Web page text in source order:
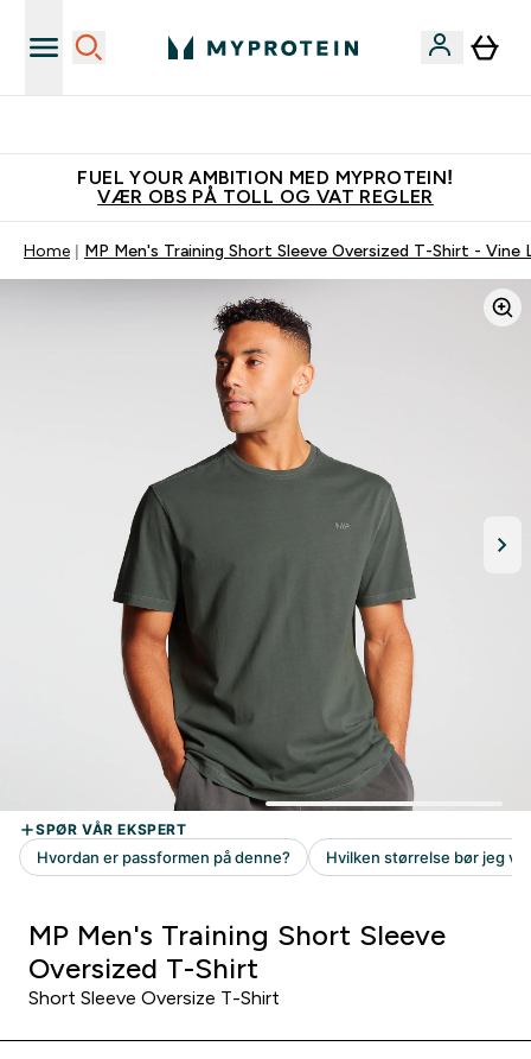
FUEL YOUR AMBITION MED MYPROTEIN!
VÆR OBS PÅ TOLL OG VAT REGLER
Home MP Men's Training Short Sleeve Oversized T-Shirt - Vine
MP Men's Training Short Sleeve
Oversized T-Shirt
Short Sleeve Oversize T-Shirt